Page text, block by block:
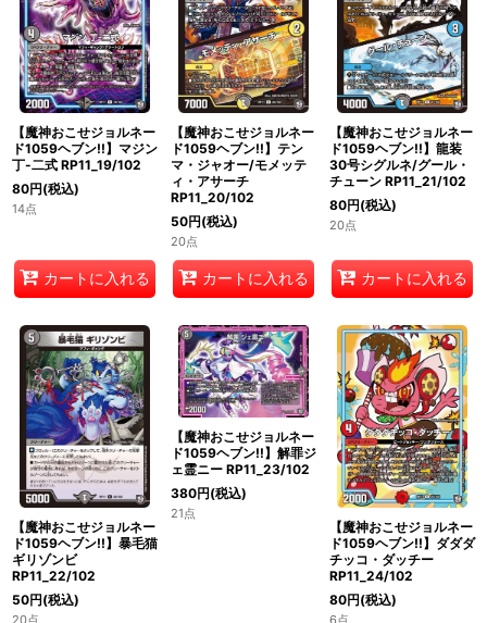
【魔神おこせジョルネー
ド1059ヘブン!!】マジン
丁-二式 RP11_19/102
80円(税込)
14点
カートに入れる
【魔神おこせジョルネー
ド1059ヘブン!!】テン
マ・ジャオー/モメッテ
ィ・アサーチ
RP11_20/102
50円(税込)
20点
カートに入れる
【魔神おこせジョルネー
ド1059ヘブン!!】龍装
30号シグルネ/グール・
チューン RP11_21/102
80円(税込)
20点
カートに入れる
【魔神おこせジョルネー
ド1059ヘブン!!】暴毛猫
ギリゾンビ
RP11_22/102
50円(税込)
20点
【魔神おこせジョルネー
ド1059ヘブン!!】解罪ジ
ェ霊ニー RP11_23/102
380円(税込)
21点
【魔神おこせジョルネー
ド1059ヘブン!!】ダダダ
チッコ・ダッチー
RP11_24/102
80円(税込)
6点